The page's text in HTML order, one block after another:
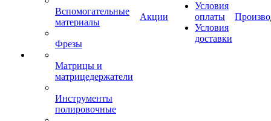
Вспомогательные
материалы
Фрезы
Матрицы и
матрицедержатели
Инструменты
полировочные
Акции
Условия
оплаты
Условия
доставки